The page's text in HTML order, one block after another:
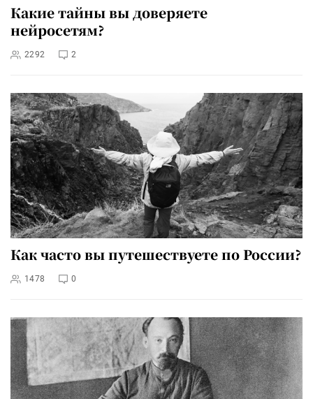
Какие тайны вы доверяете
нейросетям?
2292 2
Как часто вы путешествуете по России?
1478 0